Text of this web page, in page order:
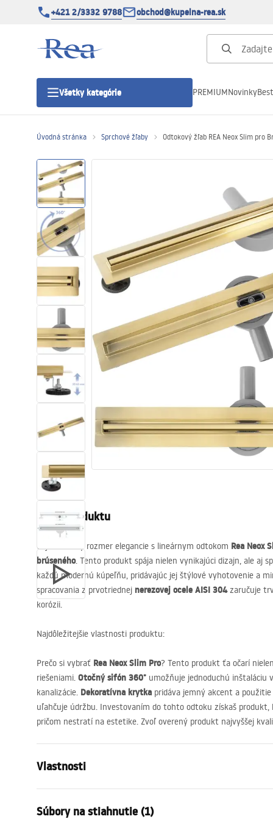
+421 2/3332 9788 obchod@kupelna-rea.sk
Všetky kategórie
Sprchové dvere
Sprchové vaničky
Sprchové žľaby
Sanitárna keramika
Vaňa so zástenou
Batérie
Sprchy
PREMIUMNovinky
Úvodná stránka Sprchové žľaby Odtokový žľab REA Neox Slim pro
Popis produktu
Objavte nový rozmer elegancie s lineárnym odtokom Rea Neox
brúseného. Tento produkt spája nielen vynikajúci dizajn, ale aj
každú modernú kúpeľňu, pridávajúc jej štýlové vyhotovenie a
spracovania z prvotriednej nerezovej ocele AISI 304zaručuje
korózii.
Najdôležitejšie vlastnosti produktu:
Prečo si vybrať Rea Neox Slim Pro? Tento produkt ťa očarí
riešeniami. Otočný sifón 360° umožňuje jednoduchú inštaláciu
kanalizácie. Dekoratívna krytka pridáva jemný akcent a
uľahčuje údržbu. Investovaním do tohto odtoku získaš
pričom nestratí na estetike. Zvoľ overený produkt najvyššej
Vlastnosti
Súbory na stiahnutie (1)